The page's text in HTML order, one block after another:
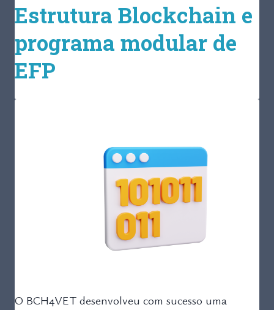
Estrutura Blockchain e
programa modular de
EFP
O BCH4VET desenvolveu com sucesso uma